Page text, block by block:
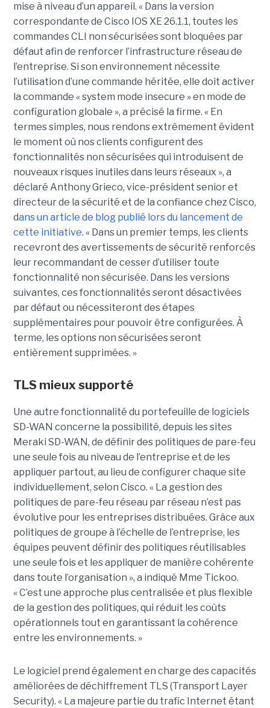
mise à niveau d’un appareil. « Dans la version
correspondante de Cisco IOS XE 26.1.1, toutes les
commandes CLI non sécurisées sont bloquées par
défaut afin de renforcer l’infrastructure réseau de
l’entreprise. Si son environnement nécessite
l’utilisation d’une commande héritée, elle doit activer
la commande « system mode insecure » en mode de
configuration globale », a précisé la firme. « En
termes simples, nous rendons extrêmement évident
le moment où nos clients configurent des
fonctionnalités non sécurisées qui introduisent de
nouveaux risques inutiles dans leurs réseaux », a
déclaré Anthony Grieco, vice-président senior et
directeur de la sécurité et de la confiance chez Cisco,
dans un article de blog publié lors du lancement de
cette initiative. « Dans un premier temps, les clients
recevront des avertissements de sécurité renforcés
leur recommandant de cesser d’utiliser toute
fonctionnalité non sécurisée. Dans les versions
suivantes, ces fonctionnalités seront désactivées
par défaut ou nécessiteront des étapes
supplémentaires pour pouvoir être configurées. À
terme, les options non sécurisées seront
entièrement supprimées. »
TLS mieux supporté
Une autre fonctionnalité du portefeuille de logiciels
SD-WAN concerne la possibilité, depuis les sites
Meraki SD-WAN, de définir des politiques de pare-feu
une seule fois au niveau de l’entreprise et de les
appliquer partout, au lieu de configurer chaque site
individuellement, selon Cisco. « La gestion des
politiques de pare-feu réseau par réseau n’est pas
évolutive pour les entreprises distribuées. Grâce aux
politiques de groupe à l’échelle de l’entreprise, les
équipes peuvent définir des politiques réutilisables
une seule fois et les appliquer de manière cohérente
dans toute l’organisation », a indiqué Mme Tickoo.
« C’est une approche plus centralisée et plus flexible
de la gestion des politiques, qui réduit les coûts
opérationnels tout en garantissant la cohérence
entre les environnements. »
Le logiciel prend également en charge des capacités
améliorées de déchiffrement TLS (Transport Layer
Security). « La majeure partie du trafic Internet étant